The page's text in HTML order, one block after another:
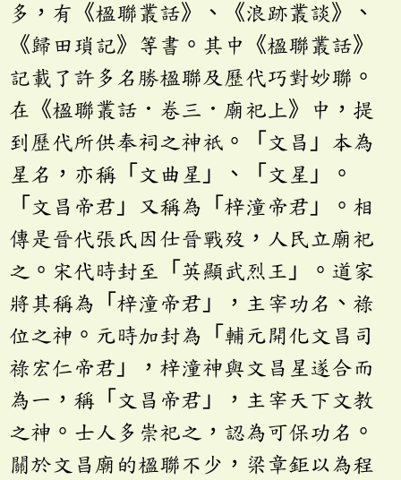
多，有《楹聯叢話》、《浪跡叢談》、
《歸田瑣記》等書。其中《楹聯叢話》
記載了許多名勝楹聯及歷代巧對妙聯。
在《楹聯叢話．卷三．廟祀上》中，提
到歷代所供奉祠之神祇。「文昌」本為
星名，亦稱「文曲星」、「文星」。
「文昌帝君」又稱為「梓潼帝君」。相
傳是晉代張氏因仕晉戰歿，人民立廟祀
之。宋代時封至「英顯武烈王」。道家
將其稱為「梓潼帝君」，主宰功名、祿
位之神。元時加封為「輔元開化文昌司
祿宏仁帝君」，梓潼神與文昌星遂合而
為一，稱「文昌帝君」，主宰天下文教
之神。士人多崇祀之，認為可保功名。
關於文昌廟的楹聯不少，梁章鉅以為程